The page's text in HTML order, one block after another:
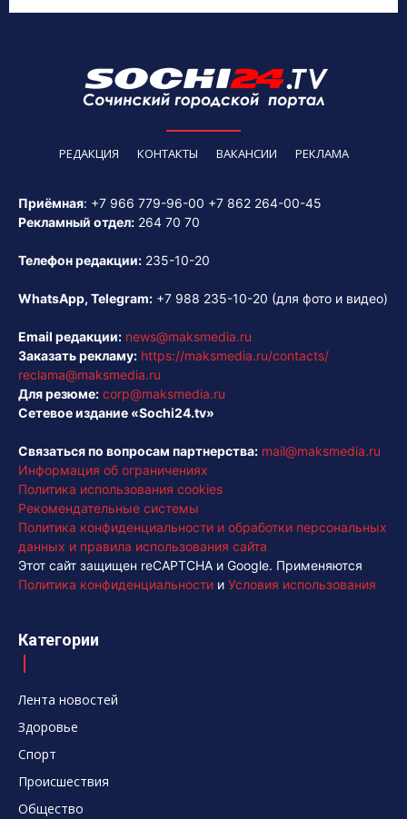
РЕДАКЦИЯ КОНТАКТЫ ВАКАНСИИ РЕКЛАМА
Приёмная: +7 966 779-96-00 +7 862 264-00-45
Рекламный отдел: 264 70 70
Телефон редакции: 235-10-20
WhatsApp, Telegram: +7 988 235-10-20 (для фото и видео)
Email редакции: news@maksmedia.ru
Заказать рекламу: https://maksmedia.ru/contacts/
reclama@maksmedia.ru
Для резюме: corp@maksmedia.ru
Сетевое издание «Sochi24.tv»
Связаться по вопросам партнерства: mail@maksmedia.ru
Информация об ограничениях
Политика использования cookies
Рекомендательные системы
Политика конфиденциальности и обработки персональных
данных и правила использования сайта
Этот сайт защищен reCAPTCHA и Google. Применяются
Политика конфиденциальности и Условия использования
Категории
Лента новостей
Здоровье
Спорт
Происшествия
Общество